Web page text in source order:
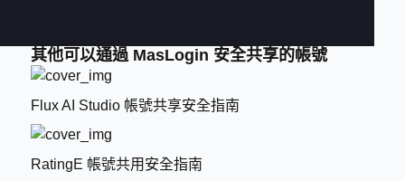
其他可以通過 MasLogin 安全共享的帳號
Flux AI Studio 帳號共享安全指南
RatingE 帳號共用安全指南